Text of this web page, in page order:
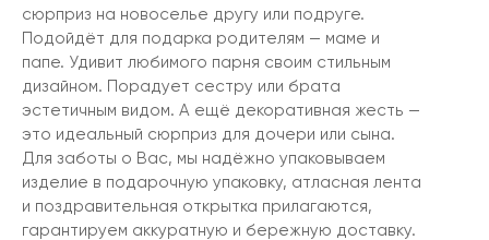
сюрприз на новоселье другу или подруге.
Подойдёт для подарка родителям — маме и
папе. Удивит любимого парня своим стильным
дизайном. Порадует сестру или брата
эстетичным видом. А ещё декоративная жесть —
это идеальный сюрприз для дочери или сына.
Для заботы о Вас, мы надёжно упаковываем
изделие в подарочную упаковку, атласная лента
и поздравительная открытка прилагаются,
гарантируем аккуратную и бережную доставку.